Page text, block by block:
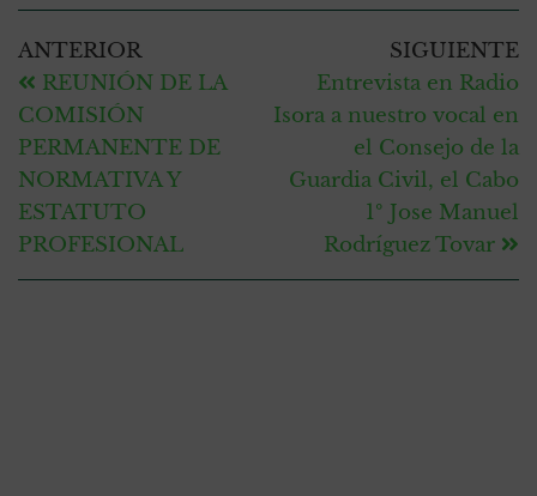
ANTERIOR
REUNIÓN DE LA
COMISIÓN
PERMANENTE DE
NORMATIVA Y
ESTATUTO
PROFESIONAL
SIGUIENTE
Entrevista en Radio
Isora a nuestro vocal en
el Consejo de la
Guardia Civil, el Cabo
1º Jose Manuel
Rodríguez Tovar